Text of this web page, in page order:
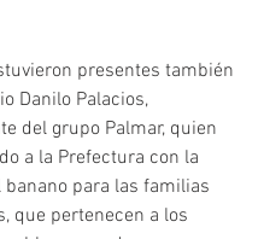
presentes también
Danilo Palacios,
del grupo Palmar, quien
a la Prefectura con la
banano para las familias
que pertenecen a los